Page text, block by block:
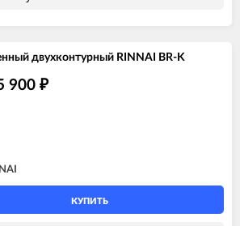
двухконтурный RINNAI BR-K
900 ₽
КУПИТЬ